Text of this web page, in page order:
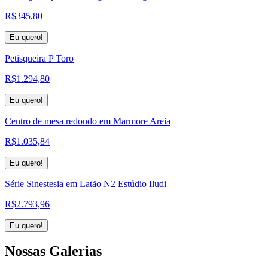
R$345,80
Eu quero!
Petisqueira P Toro
R$1.294,80
Eu quero!
Centro de mesa redondo em Marmore Areia
R$1.035,84
Eu quero!
Série Sinestesia em Latão N2 Estúdio Iludi
R$2.793,96
Eu quero!
Nossas Galerias